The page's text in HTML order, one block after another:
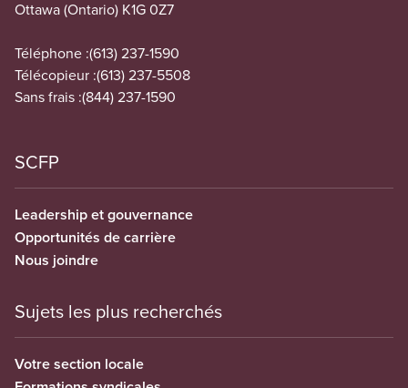
Ottawa (Ontario) K1G 0Z7
Téléphone :(613) 237-1590
Télécopieur :(613) 237-5508
Sans frais :(844) 237-1590
SCFP
Leadership et gouvernance
Opportunités de carrière
Nous joindre
Sujets les plus recherchés
Votre section locale